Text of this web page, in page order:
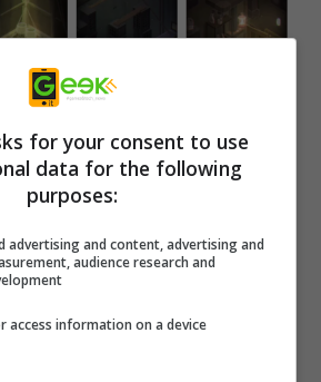
combinazione tra
e disturbanti effetti
artistico unico che lo
perfetto per restare
alla fine.
for your consent to use
data for the following
purposes:
advertising and content, advertising and
audience research and
access information on a device